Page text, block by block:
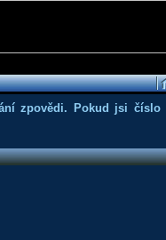
zpovědi. Pokud jsi číslo